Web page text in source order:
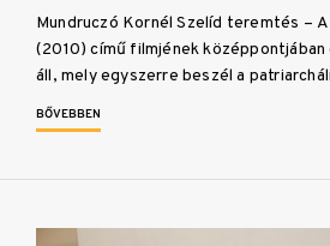
Mundruczó Kornél Szelíd teremtés –
(2010) című filmjének
áll, mely egyszerre beszél a
BŐVEBBEN